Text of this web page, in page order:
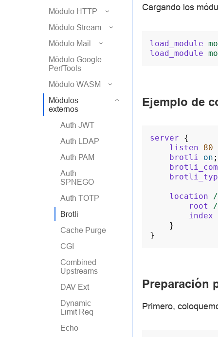
Módulo HTTP
Módulo Stream
Módulo Mail
Módulo Google
PerfTools
Módulo WASM
Módulos
externos
Auth JWT
Auth LDAP
Auth PAM
Auth
SPNEGO
Auth TOTP
Brotli
Cache Purge
CGI
Combined
Upstreams
DAV Ext
Dynamic
Limit Req
Echo
Cargando los
load_module
load_module
Ejemplo de
server
{
listen
80
brotli
on ;
location
/
root
index
}
}
Preparación
Primero,